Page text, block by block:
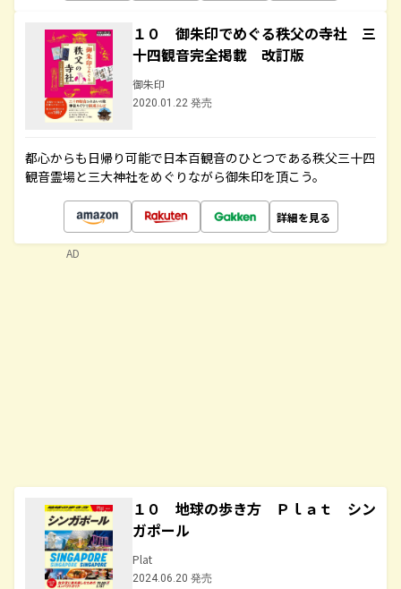
１０ 御朱印でめぐる秩父の寺社 三
十四観音完全掲載 改訂版
御朱印
2020.01.22 発売
都心からも日帰り可能で日本百観音のひとつである秩父三十四
観音霊場と三大神社をめぐりながら御朱印を頂こう。
詳細を見る
１０ 地球の歩き方 Ｐｌａｔ シン
ガポール
Plat
2024.06.20 発売
AD